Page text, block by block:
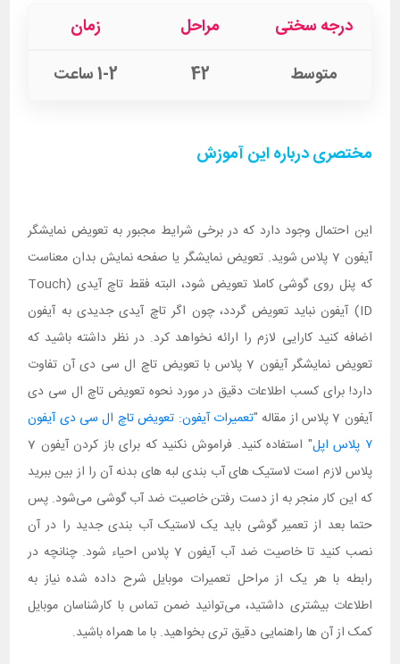
درجه سختی مراحل
زمان
متوسط
42 1-2 ساعت
مختصری درباره این آموزش
این احتمال وجود دارد که در برخی شرایط مجبور به تعویض نمایشگر
آیفون 7 پلاس شوید. تعویض نمایشگر یا صفحه نمایش بدان معناست
که پنل روی گوشی کاملا تعویض شود، البته فقط تاچ آیدی (Touch
ID) آیفون نباید تعویض گردد، چون اگر تاچ آیدی جدیدی به آیفون
اضافه کنید کارایی لازم را ارائه نخواهد کرد. در نظر داشته باشید که
تعویض نمایشگر آیفون 7 پلاس با تعویض تاچ ال سی دی آن تفاوت
دارد! برای کسب اطلاعات دقیق در مورد نحوه تعویض تاچ ال سی دی
آیفون 7 پلاس از مقاله "
تعمیرات آیفون: تعویض تاچ ال سی دی آیفون
۷ پلاس اپل
" استفاده کنید. فراموش نکنید که برای باز کردن آیفون 7
پلاس لازم است لاستیک های آب بندی لبه های بدنه آن را از بین ببرید
که این کار منجر به از دست رفتن خاصیت ضد آب گوشی می‌شود. پس
حتما بعد از تعمیر گوشی باید یک لاستیک آب بندی جدید را در آن
نصب کنید تا خاصیت ضد آب آیفون 7 پلاس احیاء شود. چنانچه در
رابطه با هر یک از مراحل تعمیرات موبایل شرح داده شده نیاز به
اطلاعات بیشتری داشتید، می‌توانید ضمن تماس با کارشناسان موبایل
کمک از آن ها راهنمایی دقیق تری بخواهید. با ما همراه باشید.